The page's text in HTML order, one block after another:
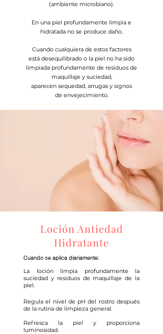
(ambiente microbiano).
En una piel profundamente limpia e
hidratada no se produce daño.
Cuando cualquiera de estos factores
está desequilibrado o la piel no ha sido
limpiada profundamente de residuos de
maquillaje y suciedad,
aparecen sequedad, arrugas y signos
de envejecimiento.
Loción Antiedad
Hidratante
Cuando se aplica diariamente:
La loción limpia profundamente la
suciedad y residuos de maquillaje de la
piel.
Regula el nivel de pH del rostro después
de la rutina de limpieza general.
Refresca la piel y proporciona
luminosidad.